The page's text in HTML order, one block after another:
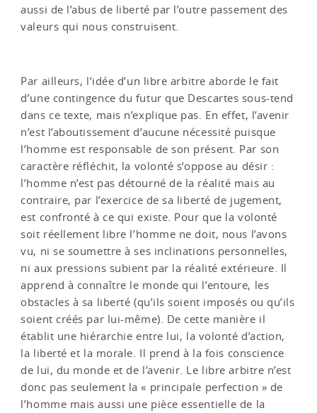
aussi de l’abus de liberté par l’outre passement des
valeurs qui nous construisent.
Par ailleurs, l’idée d’un libre arbitre aborde le fait
d’une contingence du futur que Descartes sous-tend
dans ce texte, mais n’explique pas. En effet, l’avenir
n’est l’aboutissement d’aucune nécessité puisque
l’homme est responsable de son présent. Par son
caractère réfléchit, la volonté s’oppose au désir :
l’homme n’est pas détourné de la réalité mais au
contraire, par l’exercice de sa liberté de jugement,
est confronté à ce qui existe. Pour que la volonté
soit réellement libre l’homme ne doit, nous l’avons
vu, ni se soumettre à ses inclinations personnelles,
ni aux pressions subient par la réalité extérieure. Il
apprend à connaître le monde qui l’entoure, les
obstacles à sa liberté (qu’ils soient imposés ou qu’ils
soient créés par lui-même). De cette manière il
établit une hiérarchie entre lui, la volonté d’action,
la liberté et la morale. Il prend à la fois conscience
de lui, du monde et de l’avenir. Le libre arbitre n’est
donc pas seulement la « principale perfection » de
l’homme mais aussi une pièce essentielle de la